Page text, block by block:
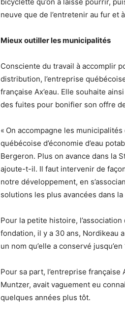
neuve que de l’entretenir au fur et
Mieux outiller les municipalités
Consciente du travail à accomplir
distribution, l’entreprise
française Ax’eau. Elle souhaite
des fuites pour bonifier son offre
« On accompagne les
québécoise d’économie d’eau
Bergeron. Plus on avance dans la
ajoute-t-il. Il faut intervenir de
notre développement, en
solutions les plus avancées dans
Pour la petite histoire, l’association
fondation, il y a 30 ans, Nordikeau
un nom qu’elle a conservé
Pour sa part, l’entreprise française
Muntzer, avait vaguement eu
quelques années plus tôt.